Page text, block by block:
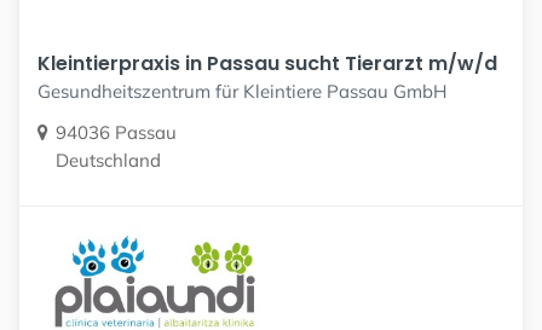
Kleintierpraxis in Passau sucht Tierarzt m/w/d
Gesundheitszentrum für Kleintiere Passau GmbH
94036 Passau
Deutschland